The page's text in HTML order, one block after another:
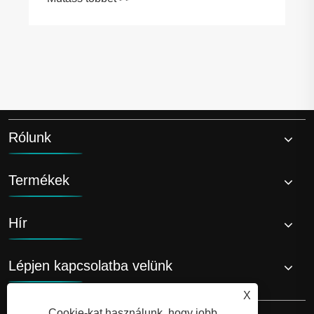
Rólunk
Termékek
Hír
Lépjen kapcsolatba velünk
X